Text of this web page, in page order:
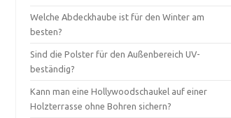
Welche Abdeckhaube ist für den Winter am
besten?
Sind die Polster für den Außenbereich UV-
beständig?
Kann man eine Hollywoodschaukel auf einer
Holzterrasse ohne Bohren sichern?